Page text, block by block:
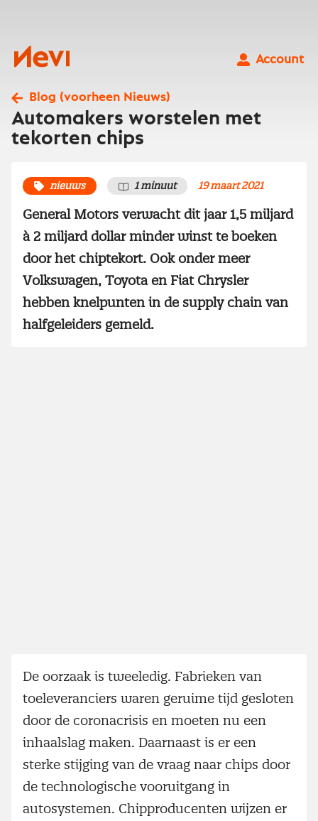
Nevi
Account
Blog (voorheen Nieuws)
Automakers worstelen met
tekorten chips
nieuws 1 minuut 19 maart 2021
General Motors verwacht dit jaar 1,5 miljard
à 2 miljard dollar minder winst te boeken
door het chiptekort. Ook onder meer
Volkswagen, Toyota en Fiat Chrysler
hebben knelpunten in de supply chain van
halfgeleiders gemeld.
De oorzaak is tweeledig. Fabrieken van
toeleveranciers waren geruime tijd gesloten
door de coronacrisis en moeten nu een
inhaalslag maken. Daarnaast is er een
sterke stijging van de vraag naar chips door
de technologische vooruitgang in
autosystemen. Chipproducenten wijzen er